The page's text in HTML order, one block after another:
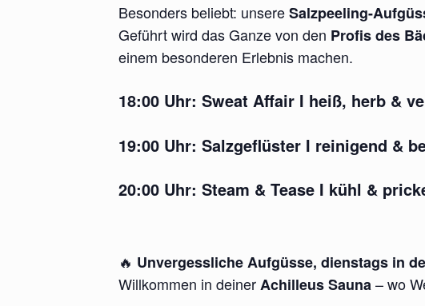
Besonders beliebt: unsereSalzpeeling-
Geführt wird das Ganze von den Profis des
einem besonderen Erlebnis machen.
18:00 Uhr: Sweat Affair I heiß, herb &
19:00 Uhr: Salzgeflüster I reinigend &
20:00 Uhr: Steam & Tease I kühl &
🔥 Unvergessliche Aufgüsse, dienstags in
Willkommen in deinerAchilleus Sauna– wo